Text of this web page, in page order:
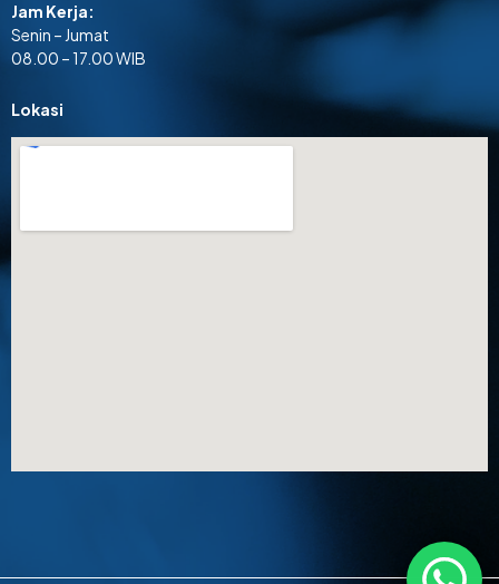
Jam Kerja:
Senin – Jumat
08.00 – 17.00 WIB
Lokasi